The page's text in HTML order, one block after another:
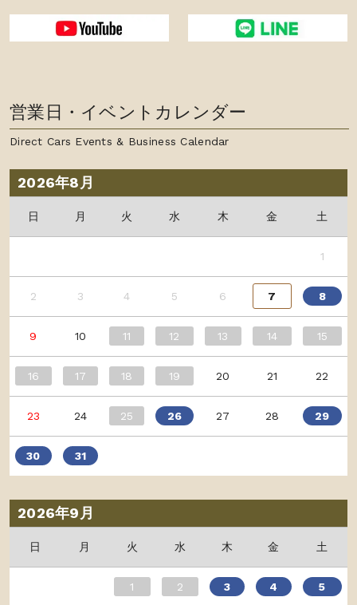
営業日・イベントカレンダー
Direct Cars Events & Business Calendar
2026年8月
日 月 火 水 木 金 土
1
2 3 4 5 6 7 8
9 10 11 12 13 14 15
16 17 18 19 20 21 22
23 24 25 26 27 28 29
30 31
2026年9月
日 月 火 水 木 金 土
1 2 3 4 5